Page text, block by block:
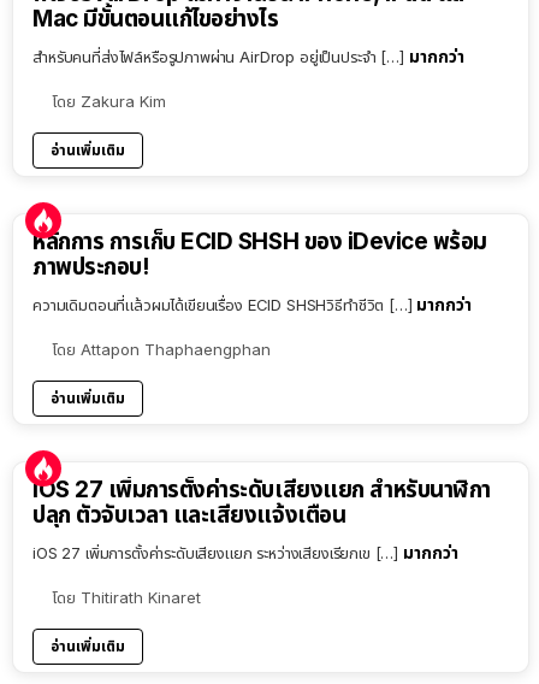
Mac มีขั้นตอนแก้ไขอย่างไร
สำหรับคนที่ส่งไฟล์หรือรูปภาพผ่าน AirDrop อยู่เป็นประจำ […] มากกว่า
โดย Zakura Kim
อ่านเพิ่มเติม
หลักการ การเก็บ ECID SHSH ของ iDevice พร้อม
ภาพประกอบ!
ความเดิมตอนที่แล้วผมได้เขียนเรื่อง ECID SHSHวิธีทำชีวิต […] มากกว่า
โดย Attapon Thaphaengphan
อ่านเพิ่มเติม
iOS 27 เพิ่มการตั้งค่าระดับเสียงแยก สำหรับนาฬิกา
ปลุก ตัวจับเวลา และเสียงแจ้งเตือน
iOS 27 เพิ่มการตั้งค่าระดับเสียงแยก ระหว่างเสียงเรียกเข […] มากกว่า
โดย Thitirath Kinaret
อ่านเพิ่มเติม